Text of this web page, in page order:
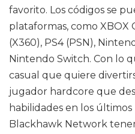
favorito. Los códigos se
plataformas, como XBOX
(X360), PS4 (PSN),
Nintendo Switch. Con lo
casual que quiere
jugador hardcore que
habilidades en los
Blackhawk Network